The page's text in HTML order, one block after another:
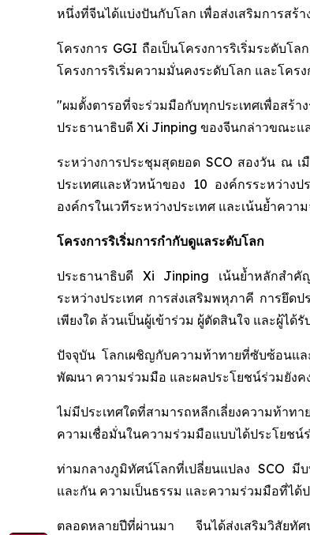
หนึ่งที่จีนได้แบ่งปันกับโลก เพื่อส่งเสริมการส
โครงการ GGI ถือเป็นโครงการริเริ่มระดับ
โครงการริเริ่มความมั่นคงระดับโลก และโคร
"ผมตั้งตารอที่จะร่วมมือกับทุกประเทศเพื่อส
ประธานาธิบดี Xi Jinping ของจีนกล่าวขณะแ
ระหว่างการประชุมสุดยอด SCO สองวัน ณ
ประเทศและหัวหน้าของ 10 องค์กรระหว่าง
องค์กรในเวทีระหว่างประเทศ และเน้นย้ำคว
โครงการริเริ่มการกำกับดูแลระดับโลก
ประธานาธิบดี Xi Jinping เน้นย้ำหลักสำคัญ
ระหว่างประเทศ การส่งเสริมพหุภาคี การยึด
เพียงใด ล้วนเป็นผู้เข้าร่วม ผู้ตัดสินใจ และผู้ไ
ปัจจุบัน โลกเผชิญกับความท้าทายที่ซับซ้อนแ
พัฒนา ความร่วมมือ และผลประโยชน์ร่วมยัง
ไม่มีประเทศใดที่สามารถหลีกเลี่ยงความท้าท
ความเชื่อมั่นในความร่วมมือแบบได้ประโยชน์
ท่ามกลางภูมิทัศน์โลกที่เปลี่ยนแปลง SCO มีบ
และกัน ความเป็นธรรม และความร่วมมือที่ได้
ตลอดหลายปีที่ผ่านมา จีนได้ส่งเสริมวิสัยทั